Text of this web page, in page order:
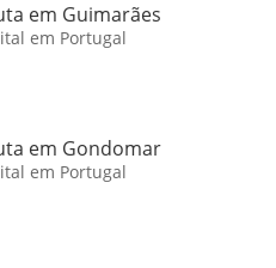
em Guimarães
em Portugal
em Gondomar
em Portugal